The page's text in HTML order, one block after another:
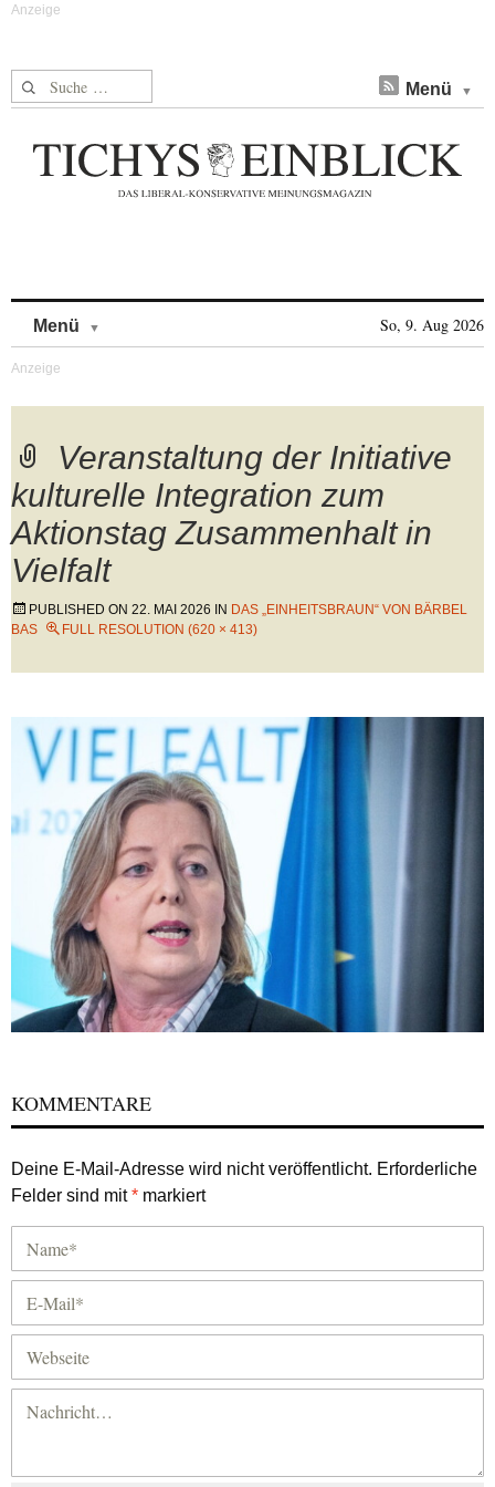
Suche nach: Menü
Menü So, 9. Aug 2026
Veranstaltung der Initiative
kulturelle Integration zum
Aktionstag Zusammenhalt in
Vielfalt
PUBLISHED ON 22. MAI 2026 IN DAS „EINHEITSBRAUN“ VON BÄRBEL
BAS
FULL RESOLUTION (620 × 413)
KOMMENTARE
Deine E-Mail-Adresse wird nicht veröffentlicht. Erforderliche
Felder sind mit* markiert